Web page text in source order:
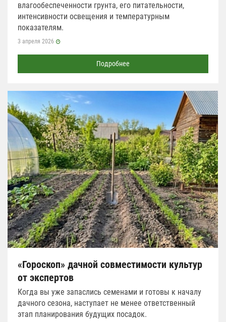
влагообеспеченности грунта, его питательности,
интенсивности освещения и температурным
показателям.
3 апреля 2026
Подробнее
«Гороскоп» дачной совместимости культур
от экспертов
Когда вы уже запаслись семенами и готовы к началу
дачного сезона, наступает не менее ответственный
этап планирования будущих посадок.